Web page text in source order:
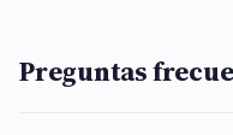
Preguntas